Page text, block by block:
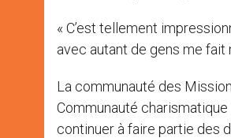
« C’est tellement
avec autant de gens me fait
La communauté des
Communauté
continuer à faire partie des